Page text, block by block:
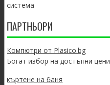
система
ПАРТНЬОРИ
Компютри от Plasico.bg
Богат избор на достъпни цени
къртене на баня